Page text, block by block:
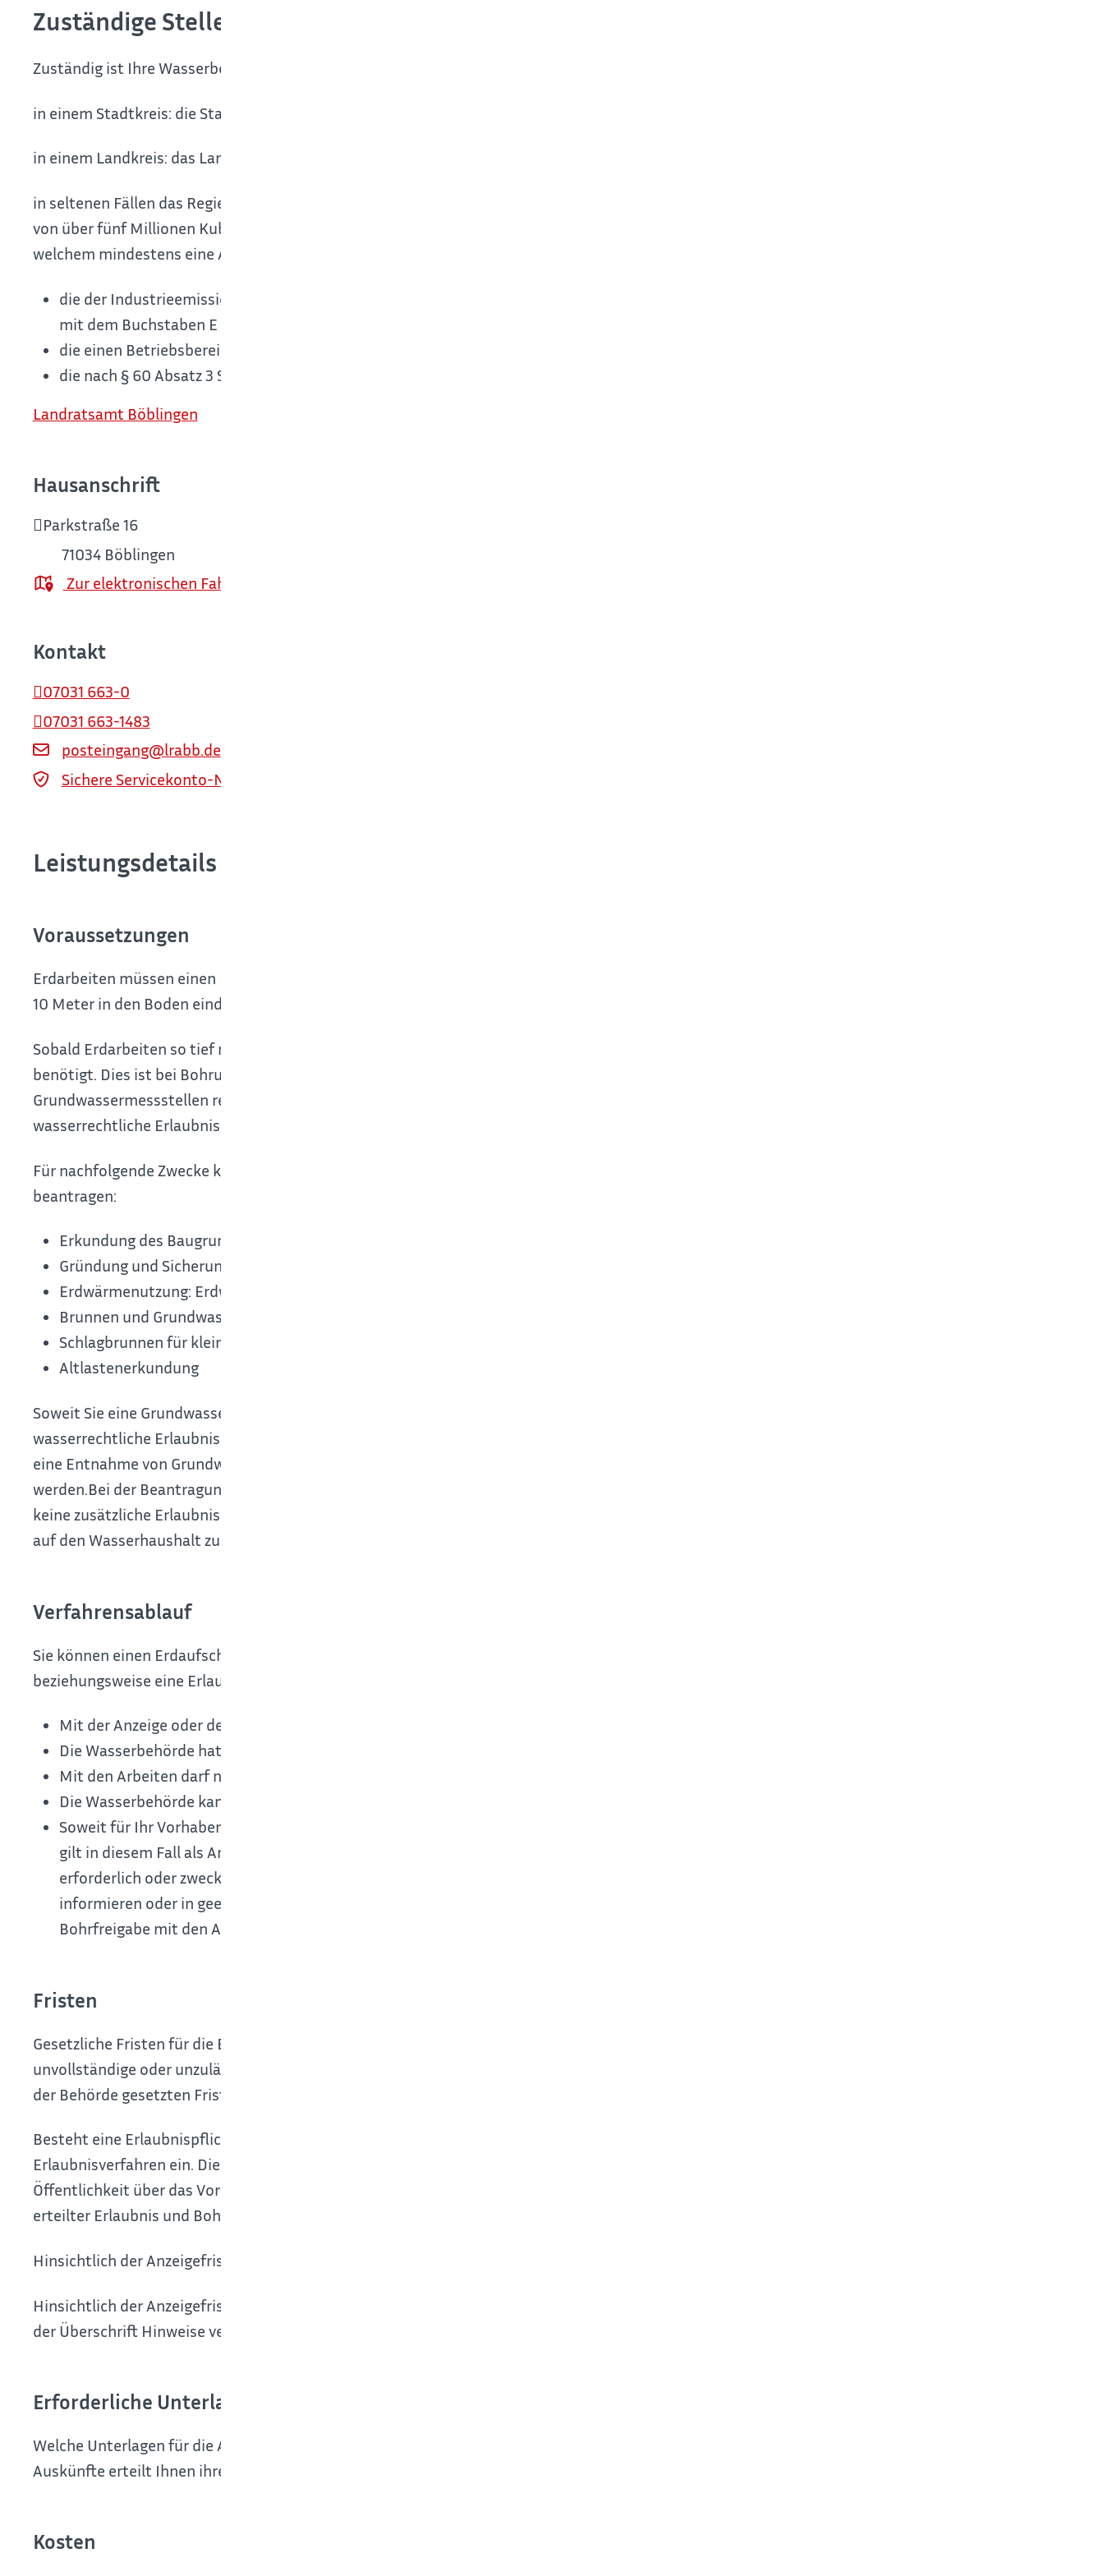
Zuständige Stelle
Zuständig ist Ihre Wasserbehörde:
in einem Stadtkreis: die Stadtverwaltung
in einem Landkreis: das Landratsamt
in seltenen Fällen das Regierungspräsidium, wenn im Zusammenhang mit dem Erdaufschluss eine Grundwasserentnahme
von über fünf Millionen Kubikmeter im Jahr beantragt werden soll oder sich die Anzeige auf ein Betriebsgelände bezieht, auf
welchem mindestens eine Anlage vorhanden oder geplant ist,
die der Industrieemissions-Richtlinie der EU unterfällt (Anlage im Anhang 1 Spalte d der Verordnung über genehmigungsbedürftige Anlagen, die
mit dem Buchstaben E gekennzeichnet ist)
die einen Betriebsbereich nach § 3 Absatz 5a des Bundes-Immissionsschutzgesetzes (BImSchG) (Störfallbetrieb) darstellt oder
die nach § 60 Absatz 3 Satz 1 Nummer 2 und 3 Wasserhaushaltsgesetz (WHG) genehmigungsbedürftig ist.
Landratsamt Böblingen
Hausanschrift
Parkstraße 16
71034 Böblingen
Zur elektronischen Fahrplanauskunft
Kontakt
07031 663-0
07031 663-1483
posteingang@lrabb.de
Sichere Servicekonto-Nachricht über service-bw.de senden
Leistungsdetails
Voraussetzungen
Erdarbeiten müssen einen Monat vor ihrem Beginn bei der zuständigen Wasserbehörde angezeigt werden falls sie mehr als
10 Meter in den Boden eindringen oder sich auf das Grundwasser auswirken können.
Sobald Erdarbeiten so tief reichen, dass sie in den Grundwasserleiter eindringen, wird eine wasserrechtliche Erlaubnis
benötigt. Dies ist bei Bohrungen für Erdwärmesonden, Grundwasser-Wärmepumpen, (Schlag-)Brunnen und
Grundwassermessstellen regelmäßig der Fall. Sollte die zuständige Stelle feststellen, dass für die angezeigten Arbeiten eine
wasserrechtliche Erlaubnis erforderlich ist, so gilt die Anzeige als Antrag für die benötigte wasserrechtliche Erlaubnis.
Für nachfolgende Zwecke können Sie Erdarbeiten und Bohrungen auch online anzeigen beziehungsweise eine Erlaubnis
beantragen:
Erkundung des Baugrunds
Gründung und Sicherung von Baugruben (zum Beispiel Spundwände, Pfahlgründung, Rüttelstopfsäulen)
Erdwärmenutzung: Erdwärmesonde; Grundwasserwärmepumpe; Erdwärmekollektor
Brunnen und Grundwassermessstelle
Schlagbrunnen für kleingärtnerische Bewässerung
Altlastenerkundung
Soweit Sie eine Grundwasserwärmepumpe betreiben möchten, können Sie mit diesem Antrag auch die hierzu erforderliche
wasserrechtliche Erlaubnis zur Grundwasserentnahme und Wiedereinleitung mit beantragen. Ansonsten benötigen Sie für
eine Entnahme von Grundwasser eine gesonderte Erlaubnis. Eine Grundwasserentnahme kann ebenfalls
werden.Bei der Beantragung eines Schlagbrunnens für die kleingärtnerische Bewässerung in geringen Mengen ist dagegen
keine zusätzliche Erlaubnis auf Grundwasserentnahme erforderlich, soweit keine signifikanten nachteiligen Auswirkungen
auf den Wasserhaushalt zu befürchten sind.
Verfahrensablauf
Sie können einen Erdaufschluss entweder schriftlich oder durch Onlineantrag bei der zuständigen Stelle anzeigen,
beziehungsweise eine Erlaubnis beantragen.
Mit der Anzeige oder dem Antrag sind die erforderlichen Planunterlagen einzureichen.
Die Wasserbehörde hat den Eingang einer Anzeige zu bestätigen.
Mit den Arbeiten darf nicht vor Ablauf eines Monats nach Eingang der Anzeige begonnen werden.
Die Wasserbehörde kann einem früheren Beginn zustimmen.
Soweit für Ihr Vorhaben eine Erlaubnispflicht besteht, leitet die Wasserbehörde nach Eingang der Anzeige ein Erlaubnisverfahren ein. Die Anzeige
gilt in diesem Fall als Antrag. Sie werden hierüber von der Wasserbehörde informiert. Um zu klären, ob die Einleitung eines Erlaubnisverfahrens
erforderlich oder zweckmäßig ist, kann die Wasserbehörde Träger öffentlicher Belange, Anlieger, oder die Öffentlichkeit über das Vorhaben
informieren oder in geeigneter Form dazu anhören. Besteht eine Erlaubnispflicht für das Vorhaben darf erst nach erteilter Erlaubnis und
Bohrfreigabe mit den Arbeiten begonnen werden.
Fristen
Gesetzliche Fristen für die Einreichung von Antragsunterlagen bestehen nicht. Die Wasserbehörde kann allerdings
unvollständige oder unzulässige Anträge ablehnen, wenn die antragstellende Person den Mangel nicht innerhalb einer von
der Behörde gesetzten Frist behoben hat.
Besteht eine Erlaubnispflicht, leitet die Wasserbehörde innerhalb eines Monats nach Eingang der Anzeige ein
Erlaubnisverfahren ein. Die Wasserbehörde kann innerhalb der Monatsfrist Träger öffentlicher Belange, Anlieger, oder die
Öffentlichkeit über das Vorhaben informieren oder in geeigneter Form dazu anhören. Mit den Arbeiten darf erst nach
erteilter Erlaubnis und Bohrfreigabe begonnen werden.
Hinsichtlich der Anzeigefrist wird auf die Ausführungen unter der Überschrift Verfahrensablauf verwiesen.
Hinsichtlich der Anzeigefristen nach dem Geologiedatengesetz und dem Bundesberggesetz wird auf die Ausführungen unter
der Überschrift Hinweise verwiesen.
Erforderliche Unterlagen
Welche Unterlagen für die Anzeige oder Zulassung im Einzelnen erforderlich sind ist standort- und projektabhänig. Nähere
Auskünfte erteilt Ihnen ihre zuständige Wasserbehörde.
Kosten